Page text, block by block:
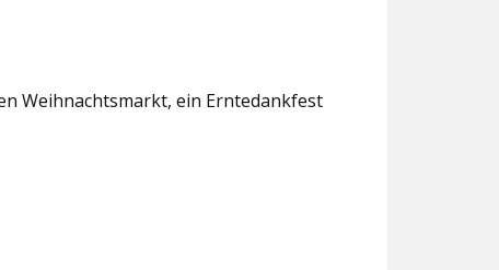
Weihnachtsmarkt, ein Erntedankfest